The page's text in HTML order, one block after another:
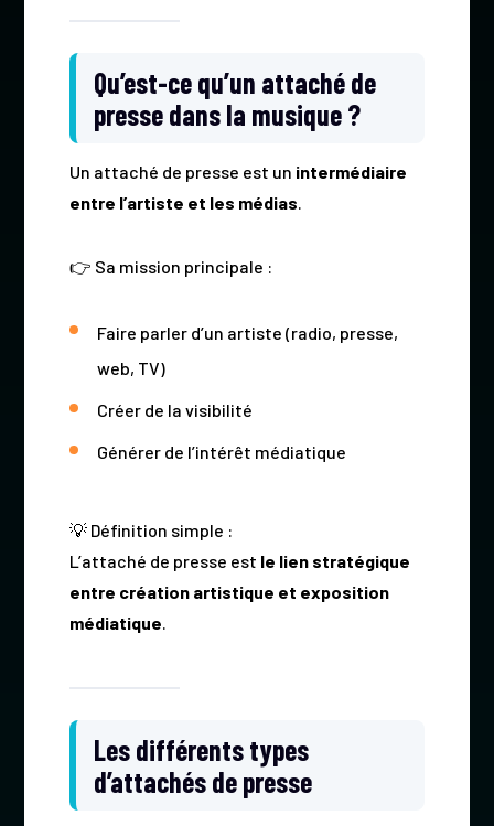
Qu’est-ce qu’un attaché de
presse dans la musique ?
Un attaché de presse est un intermédiaire
entre l’artiste et les médias
👉 Sa mission principale :
Faire parler d’un artiste (radio, presse,
web, TV)
Créer de la visibilité
Générer de l’intérêt médiatique
💡 Définition simple :
L’attaché de presse est le lien stratégique
entre création artistique et exposition
médiatique.
Les différents types
d’attachés de presse